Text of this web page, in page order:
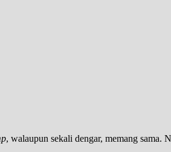
, walaupun sekali dengar, memang sama.